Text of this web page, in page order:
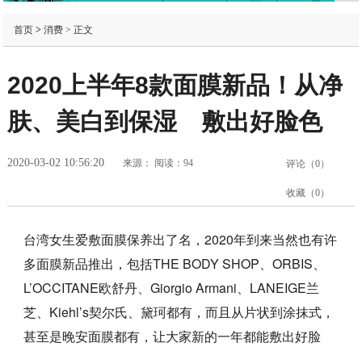
首页> 消费> 正文
2020上半年8款面膜新品！从净
肤、美白到保湿 敷出好脸色
2020-03-02 10:56:20 来源： 阅读：94 评论（0）
收藏（0）
台湾女生爱敷面膜保养出了名，2020年到来当然也有许
多面膜新品推出，包括THE BODY SHOP、ORBIS、
L’OCCITANE欧舒丹、Giorgio Armani、LANEIGE兰
芝、Kiehl’s契尔氏、黛珂都有，而且从片状到涂抹式，
甚至是晚安面膜都有，让大家新的一年都能敷出好脸